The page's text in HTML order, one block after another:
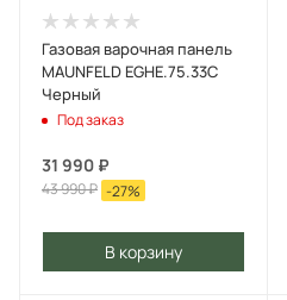
Газовая варочная панель
MAUNFELD EGHE.75.33C
Черный
Под заказ
31 990 ₽
43 990₽ -27%
В корзину